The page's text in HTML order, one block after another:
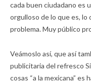
cada buen ciudadano es
orgulloso de lo que es, lo
problema. Muy público
Veámoslo así, que así
publicitaria del refresco
cosas “a la mexicana” es